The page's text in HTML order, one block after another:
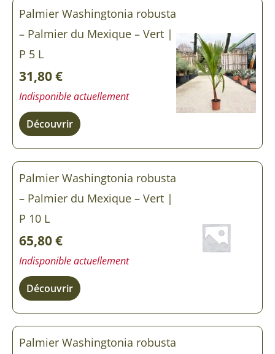
Palmier Washingtonia robusta
– Palmier du Mexique – Vert |
P 5 L
31,80€
Indisponible actuellement
Découvrir
Palmier Washingtonia robusta
– Palmier du Mexique – Vert |
P 10 L
65,80€
Indisponible actuellement
Découvrir
Palmier Washingtonia robusta